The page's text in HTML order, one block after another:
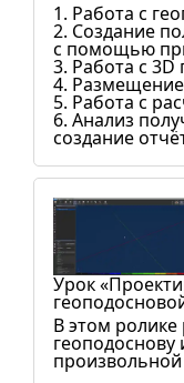
1. Работа с
2. Создание
с помощью
3. Работа с
4.
5. Работа с
6. Анализ
создание
Урок
В этом ролике
геоподоснову